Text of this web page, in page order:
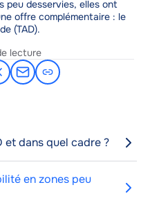
peu desservies, elles ont
offre complémentaire : le
(TAD).
lecture
Partager
par
et dans quel cadre ?
en zones peu